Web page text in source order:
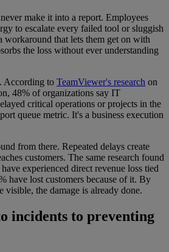
make it into a report. Employees
to escalate every failed tool or sluggish
workaround that lets them get on with
the loss without ever understanding
According to TeamViewer's research on
48% of organizations say IT
critical operations or projects in the
queue metric. It's a business execution
from there. Repeated delays create
customers. The same research found
experienced direct revenue loss tied
have lost customers because of it. By
visible, the damage is already done.
incidents to preventing